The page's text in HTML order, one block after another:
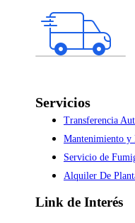
Servicios
Transferencia
Mantenimiento y
Servicio de
Alquiler De
Link de Interés